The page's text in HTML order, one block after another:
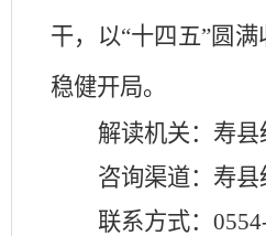
干，以“十四五”圆
稳健开局。
解读机关：寿县
咨询渠道：寿
联系方式：